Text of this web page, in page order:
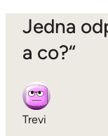
Jedna
a co?“
Trevi